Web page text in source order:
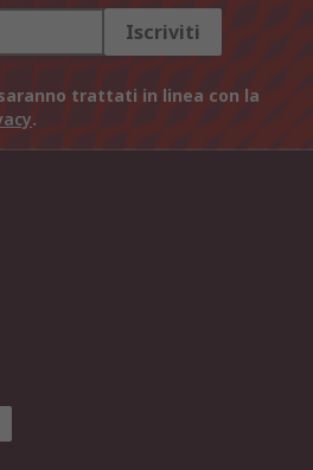
Iscriviti
trattati in linea con la
.